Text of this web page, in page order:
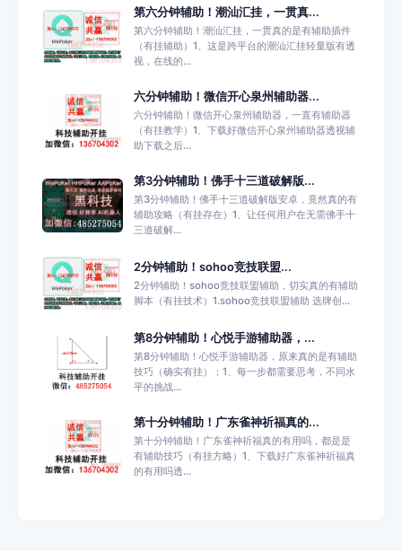
第六分钟辅助！潮汕汇挂，一贯真...
第六分钟辅助！潮汕汇挂，一贯真的是有辅助插件
（有挂辅助）1、这是跨平台的潮汕汇挂轻量版有透
视，在线的...
六分钟辅助！微信开心泉州辅助器...
六分钟辅助！微信开心泉州辅助器，一直有辅助器
（有挂教学）1、下载好微信开心泉州辅助器透视辅
助下载之后...
第3分钟辅助！佛手十三道破解版...
第3分钟辅助！佛手十三道破解版安卓，竟然真的有
辅助攻略（有挂存在）1、让任何用户在无需佛手十
三道破解...
2分钟辅助！sohoo竞技联盟...
2分钟辅助！sohoo竞技联盟辅助，切实真的有辅助
脚本（有挂技术）1.sohoo竞技联盟辅助 选牌创...
第8分钟辅助！心悦手游辅助器，...
第8分钟辅助！心悦手游辅助器，原来真的是有辅助
技巧（确实有挂）；1、每一步都需要思考，不同水
平的挑战...
第十分钟辅助！广东雀神祈福真的...
第十分钟辅助！广东雀神祈福真的有用吗，都是是
有辅助技巧（有挂方略）1、下载好广东雀神祈福真
的有用吗透...